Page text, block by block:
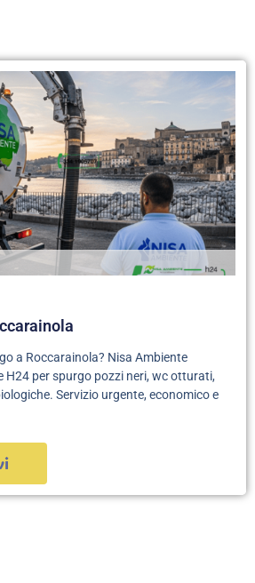
a Roccarainola? Nisa Ambiente
H24 per spurgo pozzi neri, wc otturati,
Servizio urgente, economico e